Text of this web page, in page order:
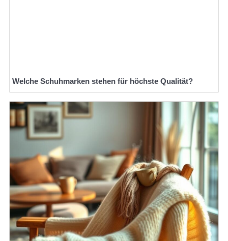
Welche Schuhmarken stehen für höchste Qualität?